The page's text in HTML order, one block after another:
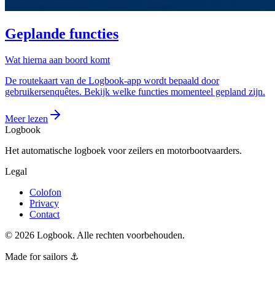
Geplande functies
Wat hierna aan boord komt
De routekaart van de Logbook-app wordt bepaald door
gebruikersenquêtes. Bekijk welke functies momenteel gepland zijn.
Meer lezen
Logbook
Het automatische logboek voor zeilers en motorbootvaarders.
Legal
Colofon
Privacy
Contact
© 2026 Logbook. Alle rechten voorbehouden.
Made for sailors ⚓